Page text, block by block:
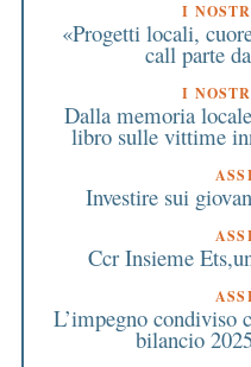
I
«Progetti locali,
call parte
I
Dalla memoria
libro sulle vittime
Investire sui
Ccr Insieme
L’impegno condiviso
bilancio